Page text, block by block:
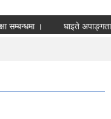
। घाइते अपाङ्गता